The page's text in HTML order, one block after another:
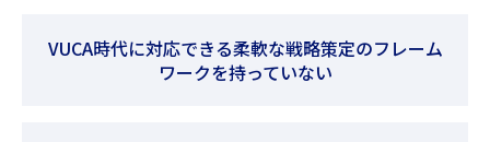
VUCA時代に対応できる柔軟な戦略策定のフレーム
ワークを持っていない